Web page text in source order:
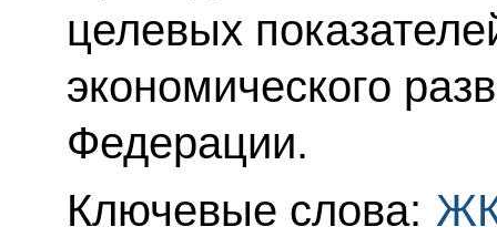
целевых
экономического
Федерации.
Ключевые слова: